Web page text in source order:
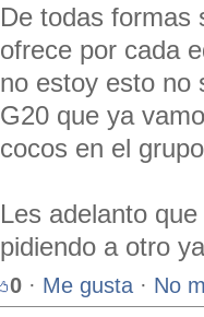
De todas formas
ofrece por cada
no estoy esto no
G20 que ya
cocos en el
Les adelanto
pidiendo a otro
0 · Me gusta · No